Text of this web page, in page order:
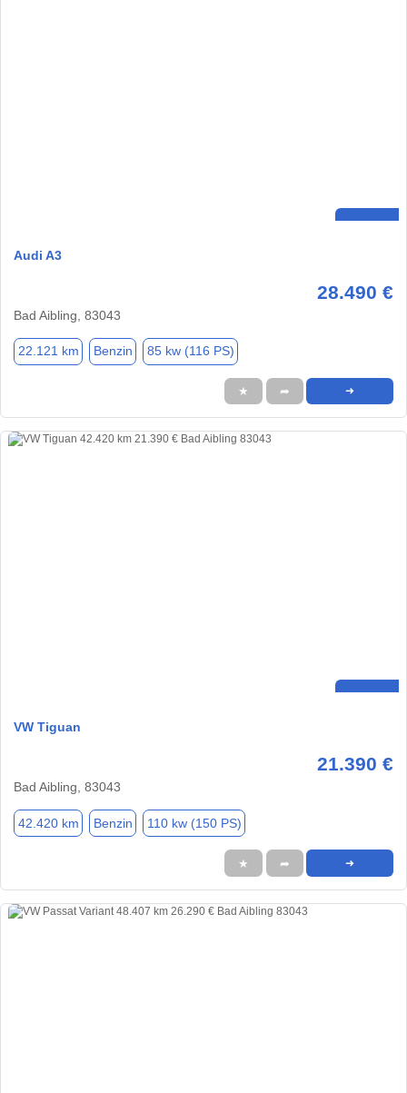
Audi A3
28.490 €
Bad Aibling, 83043
22.121 km Benzin 85 kw (116 PS)
★ ➦ ➜
VW Tiguan
21.390 €
Bad Aibling, 83043
42.420 km Benzin 110 kw (150 PS)
★ ➦ ➜